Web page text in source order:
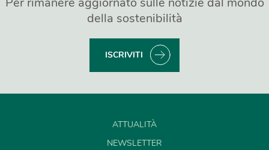
della sostenibilità
ISCRIVITI
ATTUALITÀ
NEWSLETTER